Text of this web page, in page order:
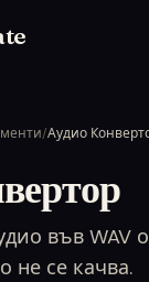
/Аудио
във WAV
не се качва.